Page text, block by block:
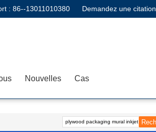
: 86--13011010380 Demandez une citation
Nouvelles Cas